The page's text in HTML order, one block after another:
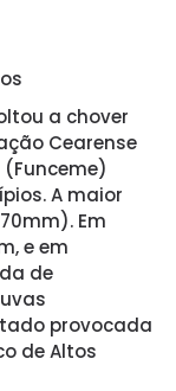
a chover
Cearense
(Funceme)
A maior
Em
e em
de
provocada
de Altos